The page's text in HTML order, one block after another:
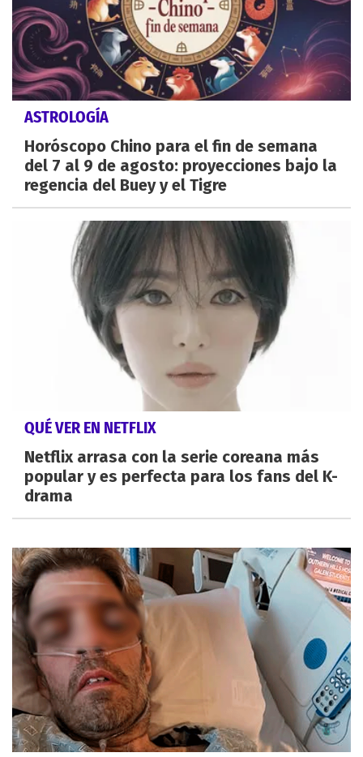
ASTROLOGÍA
Horóscopo Chino para el fin de semana
del 7 al 9 de agosto: proyecciones bajo la
regencia del Buey y el Tigre
QUÉ VER EN NETFLIX
Netflix arrasa con la serie coreana más
popular y es perfecta para los fans del K-
drama